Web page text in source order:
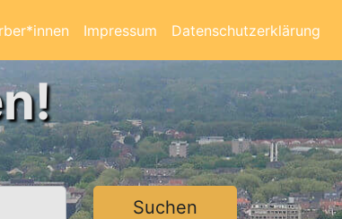
Impressum Datenschutzerklärung
Suchen